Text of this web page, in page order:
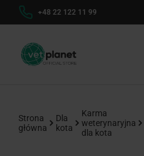
+48 22 122 11 99
Strona
główna
Dla
kota
Karma
weterynaryjna
dla kota